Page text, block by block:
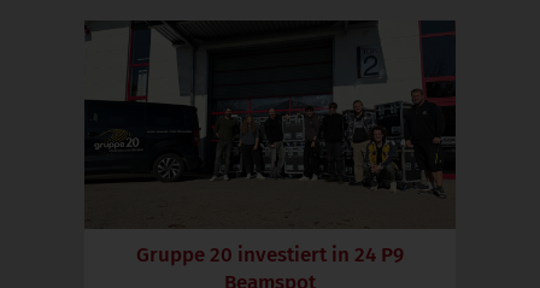
Gruppe 20 investiert in 24 P9
Beamspot